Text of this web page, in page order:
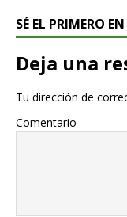
SÉ EL PRIMERO
Deja una
Tu dirección de
Comentario